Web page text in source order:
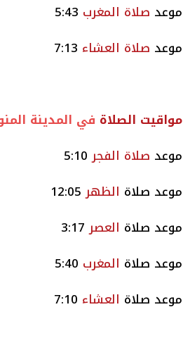
موعد صلاة المغرب
موعد صلاة العشاء
مواقيت الصلاة في المدينة
موعد صلاة الفجر5:10
موعد صلاة الظهر12:05
موعد صلاة العصر3:17
موعد صلاة المغرب
موعد صلاة العشاء